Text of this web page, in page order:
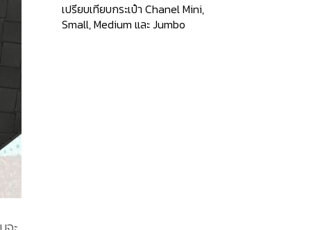
เปรียบเทียบกระเป๋า Chanel Mini,
Small, Medium และ Jumbo